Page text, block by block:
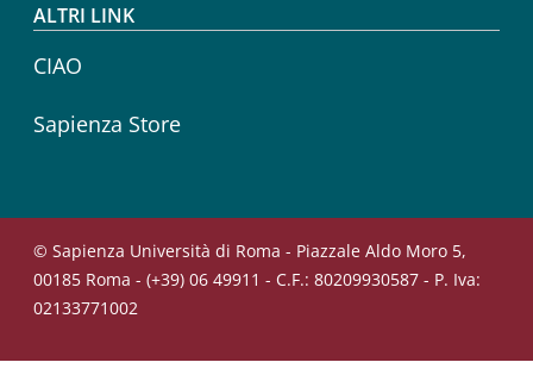
ALTRI LINK
CIAO
Sapienza Store
© Sapienza Università di Roma - Piazzale Aldo Moro 5,
00185 Roma - (+39) 06 49911 - C.F.: 80209930587 - P. Iva:
02133771002